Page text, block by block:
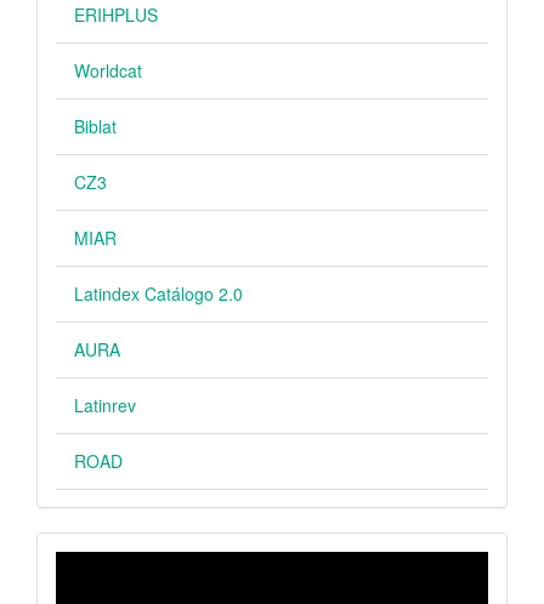
ERIHPLUS
Worldcat
Biblat
CZ3
MIAR
Latindex Catálogo 2.0
AURA
Latinrev
ROAD
VIDEO